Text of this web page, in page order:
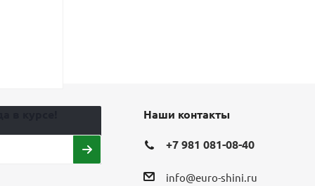
Наши контакты
+7 981 081-08-40
info@euro-shini.ru